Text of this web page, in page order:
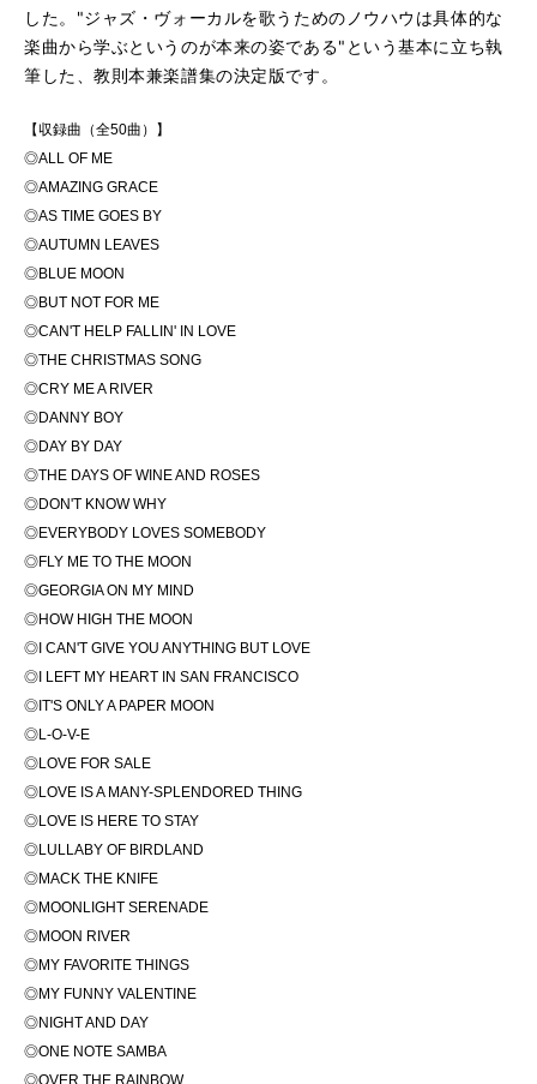
した。"ジャズ・ヴォーカルを歌うためのノウハウは具体的な
楽曲から学ぶというのが本来の姿である"という基本に立ち執
筆した、教則本兼楽譜集の決定版です。
【収録曲（全50曲）】
◎ALL OF ME
◎AMAZING GRACE
◎AS TIME GOES BY
◎AUTUMN LEAVES
◎BLUE MOON
◎BUT NOT FOR ME
◎CAN'T HELP FALLIN' IN LOVE
◎THE CHRISTMAS SONG
◎CRY ME A RIVER
◎DANNY BOY
◎DAY BY DAY
◎THE DAYS OF WINE AND ROSES
◎DON'T KNOW WHY
◎EVERYBODY LOVES SOMEBODY
◎FLY ME TO THE MOON
◎GEORGIA ON MY MIND
◎HOW HIGH THE MOON
◎I CAN'T GIVE YOU ANYTHING BUT LOVE
◎I LEFT MY HEART IN SAN FRANCISCO
◎IT'S ONLY A PAPER MOON
◎L-O-V-E
◎LOVE FOR SALE
◎LOVE IS A MANY-SPLENDORED THING
◎LOVE IS HERE TO STAY
◎LULLABY OF BIRDLAND
◎MACK THE KNIFE
◎MOONLIGHT SERENADE
◎MOON RIVER
◎MY FAVORITE THINGS
◎MY FUNNY VALENTINE
◎NIGHT AND DAY
◎ONE NOTE SAMBA
◎OVER THE RAINBOW